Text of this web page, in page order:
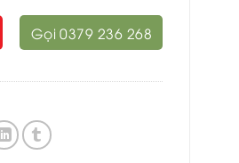
Gọi 0379 236 268